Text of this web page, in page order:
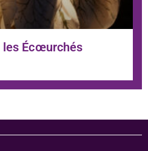
les Écœurchés